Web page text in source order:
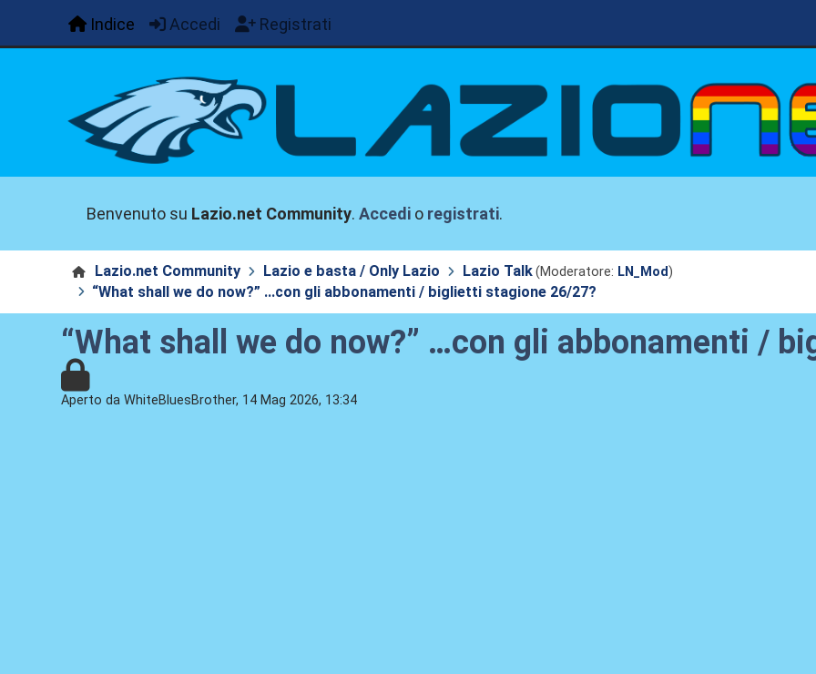
Indice Accedi Registrati
Benvenuto su Lazio.net Community.Accedi o registrati.
Lazio.net Community Lazio e basta / Only Lazio Lazio Talk(Moderatore: LN_Mod)
“What shall we do now?” …con gli abbonamenti / biglietti stagione 26/27?
“What shall we do now?” …con gli abbonamenti /
Aperto da WhiteBluesBrother, 14 Mag 2026, 13:34